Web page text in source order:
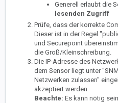
Generell erlaubt die
lesenden Zugriff
Prüfe, dass der korrekte
Dieser ist in der Regel
und Securepoint
die Groß/Kleinschreibung.
Die IP-Adresse des
dem Sensor liegt unter
Netzwerken zulassen"
akzeptiert werden.
Beachte: Es kann nötig